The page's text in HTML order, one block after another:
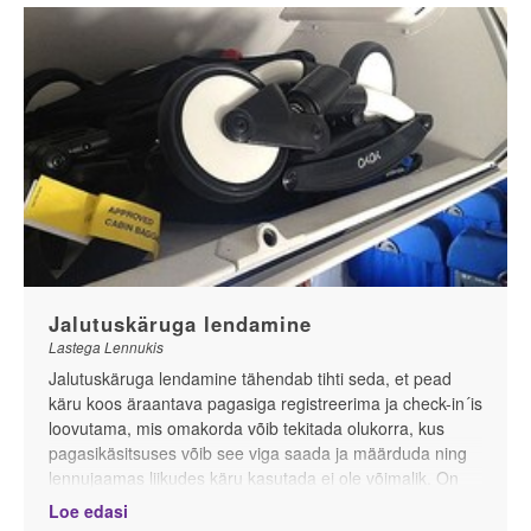
Külmakarbid ja väiksed külmakotid
Lastega rannapuhkuse ABC
Mis on BPA ja ftalaadid
Lastega Kopenhaagenis
Jalutuskäruga lendamine
Lastega Lennukis
Jalutuskäruga lendamine tähendab tihti seda, et pead
käru koos äraantava pagasiga registreerima ja check-in´is
loovutama, mis omakorda võib tekitada olukorra, kus
pagasikäsitsuses võib see viga saada ja määrduda ning
lennujaamas liikudes käru kasutada ei ole võimalik. On
erandeid, kus jalutuskäru lubatakse paradaleminekuni
Loe edasi